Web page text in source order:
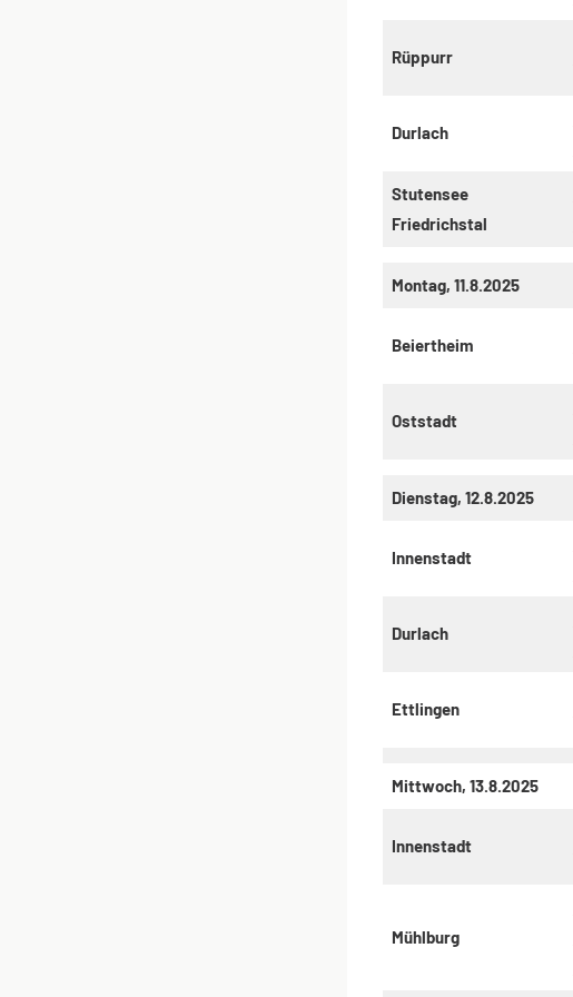
Rüppurr
Durlach
Stutensee
Friedrichstal
Montag, 11.8.2025
Beiertheim
Oststadt
Dienstag, 12.8.2025
Innenstadt
Durlach
Ettlingen
Mittwoch, 13.8.2025
Innenstadt
Mühlburg